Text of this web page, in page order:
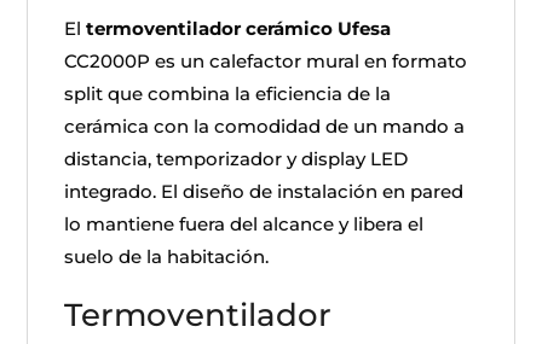
Eltermoventilador cerámico Ufesa
CC2000P es un calefactor mural en formato
split que combina la eficiencia de la
cerámica con la comodidad de un mando a
distancia, temporizador y display LED
integrado. El diseño de instalación en pared
lo mantiene fuera del alcance y libera el
suelo de la habitación.
Termoventilador